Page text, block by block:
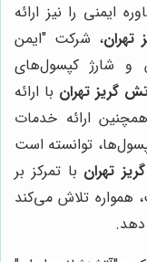
ایمنی را نیز ارائه
تهران، شرکت "ایمن
شارژ کپسول‌های
گریز تهران با ارائه
ارائه خدمات
توانسته است
تهران با تمرکز بر
همواره تلاش می‌کند
دهد.